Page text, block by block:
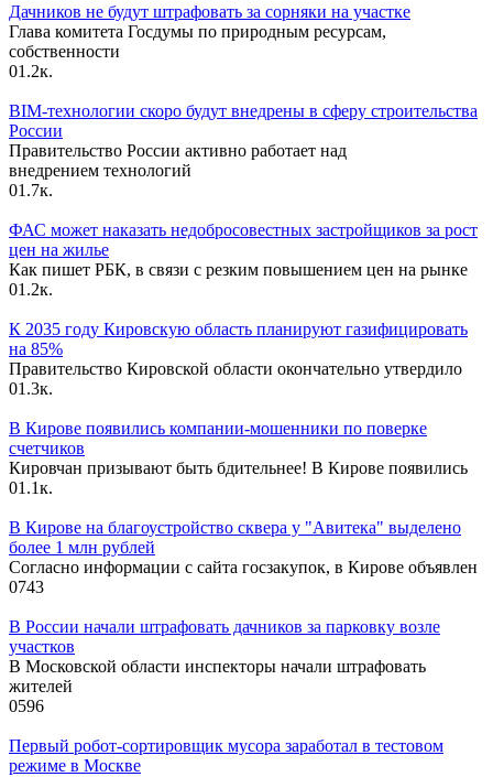
Дачников не будут штрафовать за сорняки на участке
Глава комитета Госдумы по природным ресурсам,
собственности
01.2к.
BIM-технологии скоро будут внедрены в сферу строительства
России
Правительство России активно работает над
внедрением технологий
01.7к.
ФАС может наказать недобросовестных застройщиков за рост
цен на жилье
Как пишет РБК, в связи с резким повышением цен на рынке
01.2к.
К 2035 году Кировскую область планируют газифицировать
на 85%
Правительство Кировской области окончательно утвердило
01.3к.
В Кирове появились компании-мошенники по поверке
счетчиков
Кировчан призывают быть бдительнее! В Кирове появились
01.1к.
В Кирове на благоустройство сквера у "Авитека" выделено
более 1 млн рублей
Согласно информации с сайта госзакупок, в Кирове объявлен
0743
В России начали штрафовать дачников за парковку возле
участков
В Московской области инспекторы начали штрафовать
жителей
0596
Первый робот-сортировщик мусора заработал в тестовом
режиме в Москве